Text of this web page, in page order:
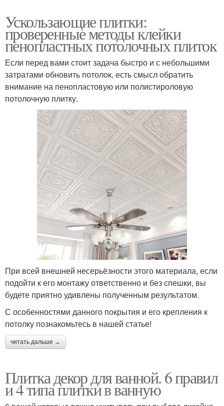
Ускользающие плитки:
проверенные методы клейки
пенопластных потолочных плиток
Если перед вами стоит задача быстро и с небольшими
затратами обновить потолок, есть смысл обратить
внимание на пенопластовую или полистироловую
потолочную плитку.
При всей внешней несерьёзности этого материала, если
подойти к его монтажу ответственно и без спешки, вы
будете приятно удивлены полученным результатом.
С особенностями данного покрытия и его крепления к
потолку познакомьтесь в нашей статье!
читать дальше →
Плитка декор для ванной. 6 правил
и 4 типа плитки в ванную